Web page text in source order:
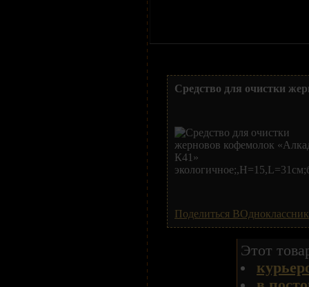
Средство для очистки
Поделиться
Этот